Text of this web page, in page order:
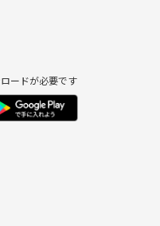
ードが必要です